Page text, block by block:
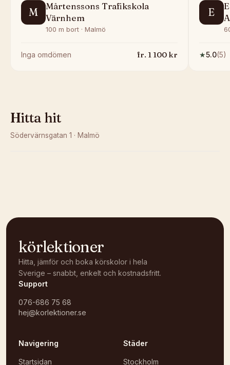
M
Mårtenssons Trafikskola
Värnhem
100 m bort · Malmö
Inga omdömen fr. 1 100kr
E
★5.0(5)
Hitta hit
Södervärnsgatan 1 · Malmö
körlektioner
Hitta, jämför och boka körskolor i hela
Sverige – snabbt, enkelt och kostnadsfritt.
Support
076-686 75 68
hej@korlektioner.se
Navigering
Startsidan
Städer
Stockholm